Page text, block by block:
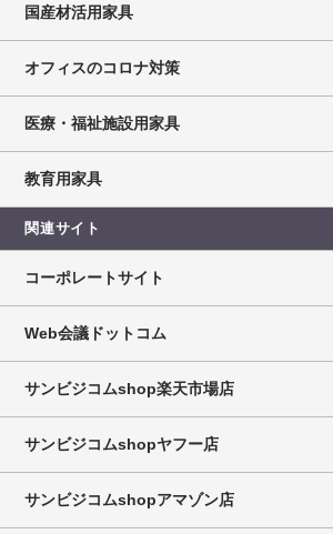
国産材活用家具
オフィスのコロナ対策
医療・福祉施設用家具
教育用家具
関連サイト
コーポレートサイト
Web会議ドットコム
サンビジコムshop楽天市場店
サンビジコムshopヤフー店
サンビジコムshopアマゾン店